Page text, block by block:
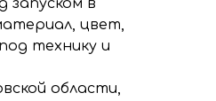
запуском в
цвет,
технику и
области,